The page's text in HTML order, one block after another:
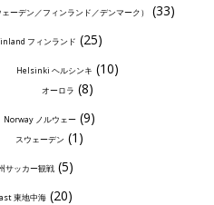
ーデン／フィンランド／デンマーク） (33)
フィンランド (25)
Helsinki ヘルシンキ (10)
オーロラ (8)
Norway ノルウェー(9)
スウェーデン (1)
サッカー観戦(5)
東地中海(20)